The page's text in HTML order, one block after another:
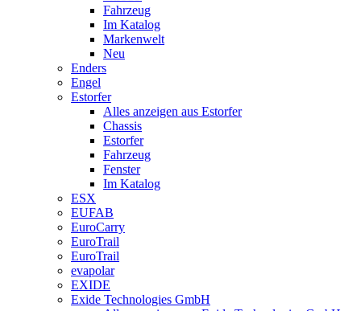
Fahrzeug
Im Katalog
Markenwelt
Neu
Enders
Engel
Estorfer
Alles anzeigen aus Estorfer
Chassis
Estorfer
Fahrzeug
Fenster
Im Katalog
ESX
EUFAB
EuroCarry
EuroTrail
EuroTrail
evapolar
EXIDE
Exide Technologies GmbH